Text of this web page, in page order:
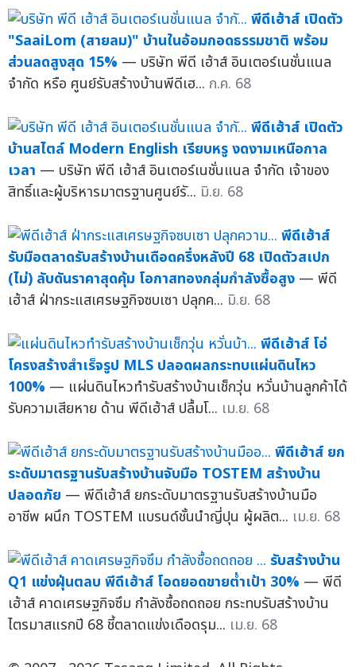
พีดีเฮ้าส์ เปิดตัว
"SaaiLom (สายลม)" บ้านในอ้อมกอดธรรมชาติ พร้อม
ส่วนลดสูงสุด 15% — บริษัท พีดี เฮ้าส์ อินเตอร์เนชั่นแนล
จำกัด หรือ ศูนย์รับสร้างบ้านพีดีเฮ... ก.ค. 68
พีดีเฮ้าส์ เปิดตัว
บ้านสไตล์ Modern English เรียบหรู งดงามเหนือกาล
เวลา — บริษัท พีดี เฮ้าส์ อินเตอร์เนชั่นแนล จำกัด เจ้าของ
สิทธิ์และผู้บริหารมาตรฐานศูนย์รั... มิ.ย. 68
พีดีเฮ้าส์
รับมือตลาดรับสร้างบ้านเดือดครึ่งหลังปี 68 เปิดตัวสเปก
(ไม่) ลับดันราคาสุดคุ้ม โอกาสทองกลุ่มกำลังซื้อสูง — พีดี
เฮ้าส์ ฝ่ากระแสเศรษฐกิจซบเซา ปลุกค... มิ.ย. 68
พีดีเฮ้าส์ โอ่
โครงสร้างสำเร็จรูป MLS ปลอดผลกระทบแผ่นดินไหว
100% — แผ่นดินไหวทำรับสร้างบ้านเช็กวุ่น หวั่นบ้านลูกค้าได้
รับความเสียหาย ด้าน พีดีเฮ้าส์ ปลื้มโ... เม.ย. 68
พีดีเฮ้าส์ ยก
ระดับมาตรฐานรับสร้างบ้านจับมือ TOSTEM สร้างบ้าน
ปลอดภัย — พีดีเฮ้าส์ ยกระดับมาตรฐานรับสร้างบ้านมือ
อาชีพ ผนึก TOSTEM แบรนด์ชั้นนำญี่ปุน ผู้ผลิต... เม.ย. 68
รับสร้างบ้าน
Q1 แข่งฝุ่นตลบ พีดีเฮ้าส์ โอดยอดขายต่ำเป้า 30% — พีดี
เฮ้าส์ คาดเศรษฐกิจซึม กำลังซื้อถดถอย กระทบรับสร้างบ้าน
ไตรมาสแรกปี 68 ชี้ตลาดแข่งเดือดรุม... เม.ย. 68